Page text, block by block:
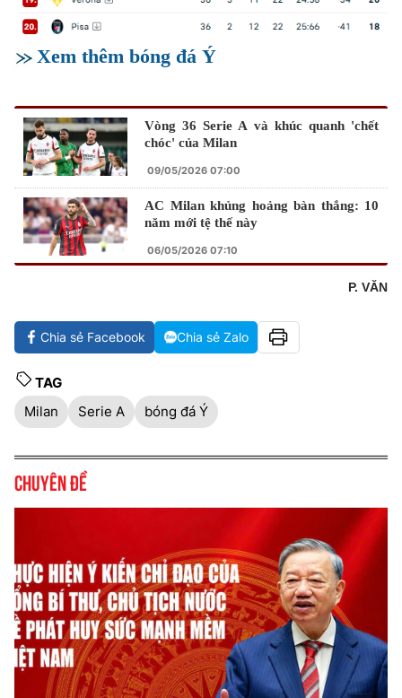
Xem thêm bóng đá Ý
Vòng 36 Serie A và khúc quanh 'chết
chóc' của Milan
09/05/2026 07:00
AC Milan khủng hoảng bàn thắng: 10
năm mới tệ thế này
06/05/2026 07:10
P. VĂN
Chia sẻ Facebook Chia sẻ Zalo
TAG
Milan
Serie A bóng đá Ý
Chuyên đề